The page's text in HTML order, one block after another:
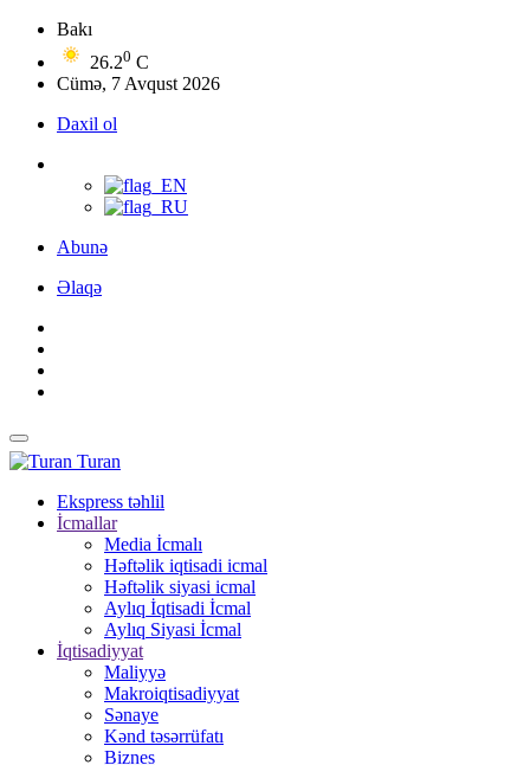
Bakı
26.20 C
Cümə, 7 Avqust 2026
Daxil ol
Abunə
Əlaqə
Turan
Ekspress təhlil
İcmallar
Media İcmalı
Həftəlik iqtisadi icmal
Həftəlik siyasi icmal
Aylıq İqtisadi İcmal
Aylıq Siyasi İcmal
İqtisadiyyat
Maliyyə
Makroiqtisadiyyat
Sənaye
Kənd təsərrüfatı
Biznes